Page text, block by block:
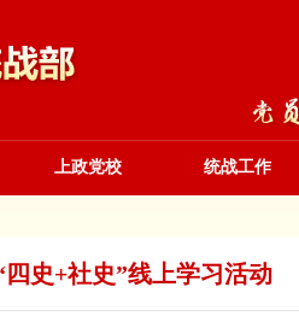
上政党校 统战工作
史+社史”线上学习活动